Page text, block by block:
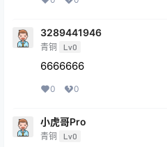
3289441946
青铜 Lv0
6666666
0 0
小虎哥Pro
青铜 Lv0